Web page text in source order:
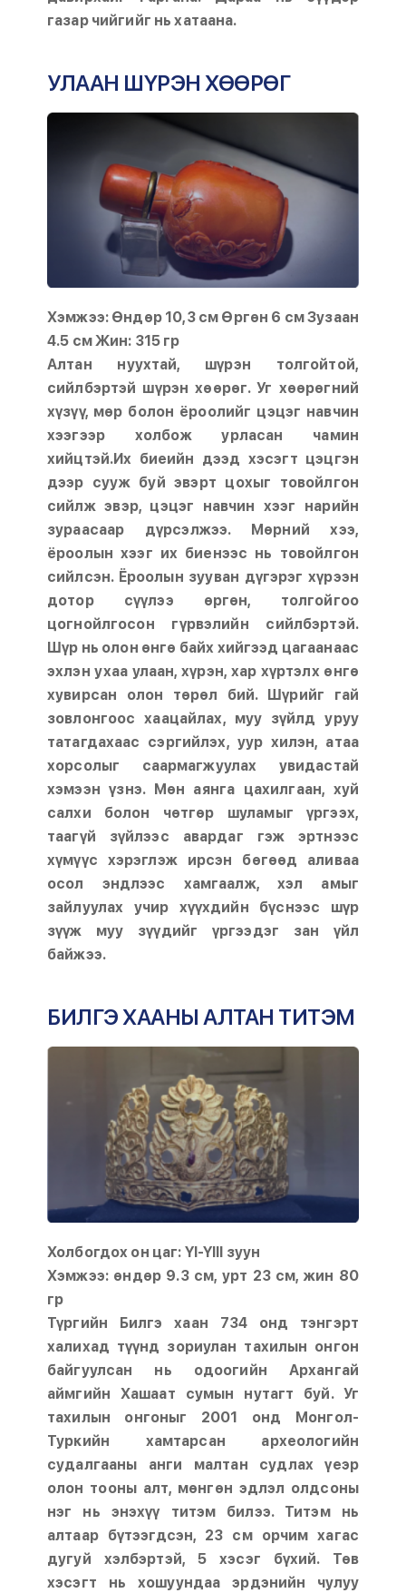
газар чийгийг нь хатаана.
УЛААН ШҮРЭН ХӨӨРӨГ
Хэмжээ: Өндөр 10,3 см Өргөн 6 см Зузаан
4.5 см Жин: 315 гр
Алтан нуухтай, шүрэн толгойтой,
сийлбэртэй шүрэн хөөрөг. Уг хөөрөгний
хүзүү, мөр болон ёроолийг цэцэг навчин
хээгээр холбож урласан чамин
хийцтэй.Их биеийн дээд хэсэгт цэцгэн
дээр сууж буй эвэрт цохыг товойлгон
сийлж эвэр, цэцэг навчин хээг нарийн
зураасаар дүрсэлжээ. Мөрний хээ,
ёроолын хээг их биенээс нь товойлгон
сийлсэн. Ёроолын зууван дүгэрэг хүрээн
дотор сүүлээ өргөн, толгойгоо
цогнойлгосон гүрвэлийн сийлбэртэй.
Шүр нь олон өнгө байх хийгээд цагаанаас
эхлэн ухаа улаан, хүрэн, хар хүртэлх өнгө
хувирсан олон төрөл бий. Шүрийг гай
зовлонгоос хаацайлах, муу зүйлд уруу
татагдахаас сэргийлэх, уур хилэн, атаа
хорсолыг саармагжуулах увидастай
хэмээн үзнэ. Мөн аянга цахилгаан, хуй
салхи болон чөтгөр шуламыг үргээх,
таагүй зүйлээс авардаг гэж эртнээс
хүмүүс хэрэглэж ирсэн бөгөөд аливаа
осол эндлээс хамгаалж, хэл амыг
зайлуулах учир хүүхдийн бүснээс шүр
зүүж муу зүүдийг үргээдэг зан үйл
байжээ.
БИЛГЭ ХААНЫ АЛТАН ТИТЭМ
Холбогдох он цаг: YI-YIII зуун
Хэмжээ: өндөр 9.3 см, урт 23 см, жин 80
гр
Түргийн Билгэ хаан 734 онд тэнгэрт
халихад түүнд зориулан тахилын онгон
байгуулсан нь одоогийн Архангай
аймгийн Хашаат сумын нутагт буй. Уг
тахилын онгоныг 2001 онд Монгол-
Туркийн хамтарсан археологийн
судалгааны анги малтан судлах үеэр
олон тооны алт, мөнгөн эдлэл олдсоны
нэг нь энэхүү титэм билээ. Титэм нь
алтаар бүтээгдсэн, 23 см орчим хагас
дугуй хэлбэртэй, 5 хэсэг бүхий. Төв
хэсэгт нь хошуундаа эрдэнийн чулуу